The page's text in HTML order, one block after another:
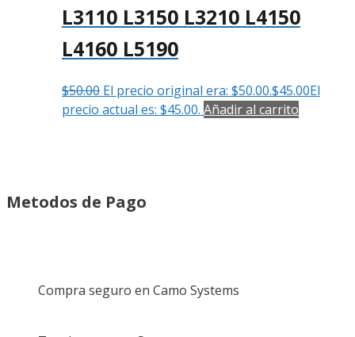
L3110 L3150 L3210 L4150
L4160 L5190
$50.00 El precio original era: $50.00.$45.00El
precio actual es: $45.00. Añadir al carrito
Metodos de Pago
Compra seguro en Camo Systems